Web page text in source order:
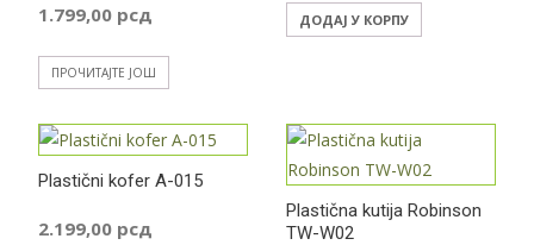
1.799,00 рсд
ПРОЧИТАЈТЕ ЈОШ
ДОДАЈ У КОРПУ
Plastični kofer A-015
2.199,00 рсд
Plastična kutija Robinson
TW-W02